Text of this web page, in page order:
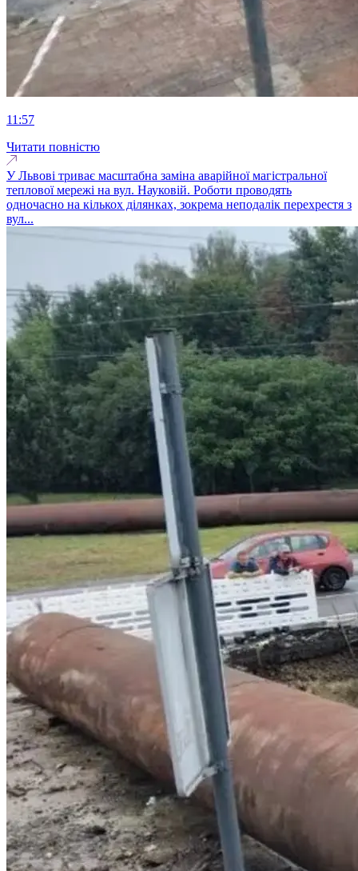
11:57
Читати повністю
У Львові триває масштабна заміна аварійної магістральної
теплової мережі на вул. Науковій. Роботи проводять
одночасно на кількох ділянках, зокрема неподалік перехрестя з
вул...